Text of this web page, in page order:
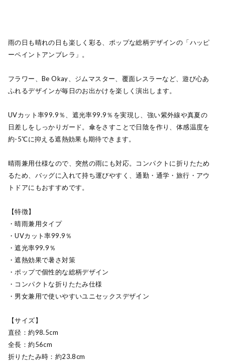
雨の日も晴れの日も楽しく彩る、ポップな総柄デザインの「ハッピ
ーペイントアンブレラ」。
フラワー、Be Okay、ジムマスター、覆面レスラーなど、遊び心あ
ふれるデザインが毎日のお出かけを楽しく演出します。
UVカット率99.9％、遮光率99.9％を実現し、強い紫外線や真夏の
日差しをしっかりガード。傘をさすことで日陰を作り、体感温度を
約-5℃に抑える遮熱効果も期待できます。
晴雨兼用仕様なので、突然の雨にも対応。コンパクトに折りたため
るため、バッグに入れて持ち運びやすく、通勤・通学・旅行・アウ
トドアにもおすすめです。
【特徴】
・晴雨兼用タイプ
・UVカット率99.9％
・遮光率99.9％
・遮熱効果で暑さ対策
・ポップで個性的な総柄デザイン
・コンパクトな折りたたみ仕様
・男女兼用で使いやすいユニセックスデザイン
【サイズ】
直径：約98.5cm
全長：約56cm
折りたたみ時：約23.8cm